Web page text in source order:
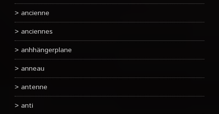
ancienne
anciennes
anhhängerplane
anneau
antenne
anti